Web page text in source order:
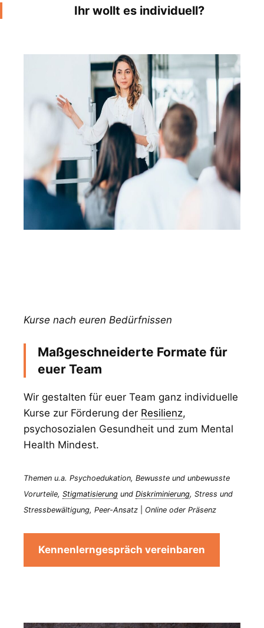
Ihr wollt es individuell?
Kurse nach euren Bedürfnissen
Maßgeschneiderte Formate für
euer Team
Wir gestalten für euer Team ganz individuelle
Kurse zur Förderung der Resilienz,
psychosozialen Gesundheit und zum Mental
Health Mindest.
Themen u.a. Psychoedukation, Bewusste und unbewusste
Vorurteile, Stigmatisierung und Diskriminierung, Stress und
Stressbewältigung, Peer-Ansatz
Online oder Präsenz
Kennenlerngespräch vereinbaren